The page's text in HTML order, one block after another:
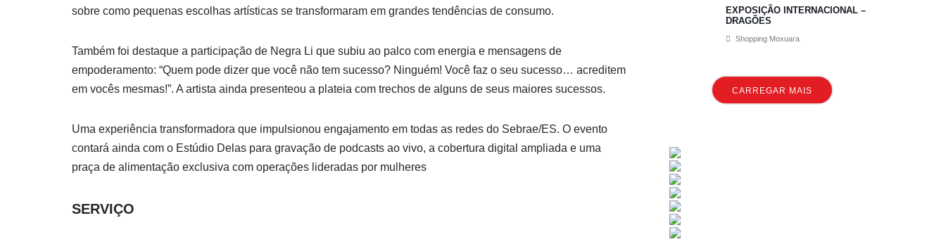
sobre como pequenas escolhas artísticas se transformaram em grandes tendências de consumo.
Também foi destaque a participação de Negra Li que subiu ao palco com energia e mensagens de
empoderamento: “Quem pode dizer que você não tem sucesso? Ninguém! Você faz o seu sucesso… acreditem
em vocês mesmas!”. A artista ainda presenteou a plateia com trechos de alguns de seus maiores sucessos.
Uma experiência transformadora que impulsionou engajamento em todas as redes do Sebrae/ES. O evento
contará ainda com o Estúdio Delas para gravação de podcasts ao vivo, a cobertura digital ampliada e uma
praça de alimentação exclusiva com operações lideradas por mulheres
SERVIÇO
EXPOSIÇÃO INTERNACIONAL –
DRAGÕES
Shopping Moxuara
CARREGAR MAIS